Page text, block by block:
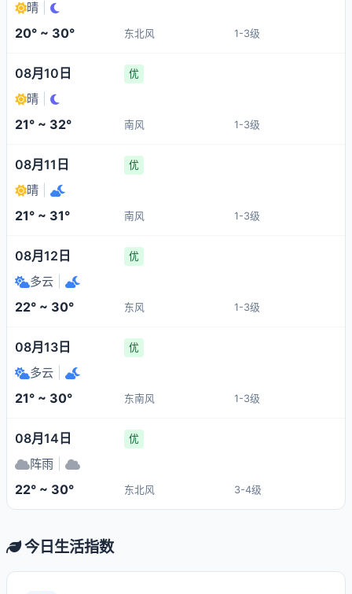
晴
20° ~ 30° 东北风 1-3级
08月10日 优
晴
21° ~ 32° 南风 1-3级
08月11日 优
晴
21° ~ 31° 南风 1-3级
08月12日 优
多云
22° ~ 30° 东风 1-3级
08月13日 优
多云
21° ~ 30° 东南风 1-3级
08月14日 优
阵雨
22° ~ 30° 东北风 3-4级
今日生活指数